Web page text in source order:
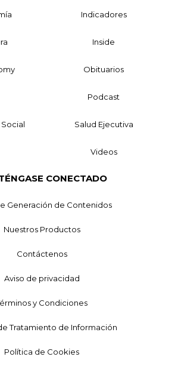
Indicadores
Inside
Obituarios
Podcast
Salud Ejecutiva
Videos
CONECTADO
Generación de Contenidos
Nuestros Productos
Contáctenos
Aviso de privacidad
y Condiciones
Tratamiento de Información
Política de Cookies